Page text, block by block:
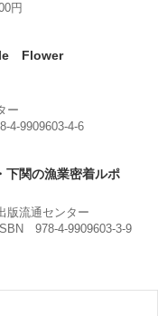
円
Flower
ー
9909603-4-6
関の漁業密着ルポ
版流通センター
978-4-9909603-3-9